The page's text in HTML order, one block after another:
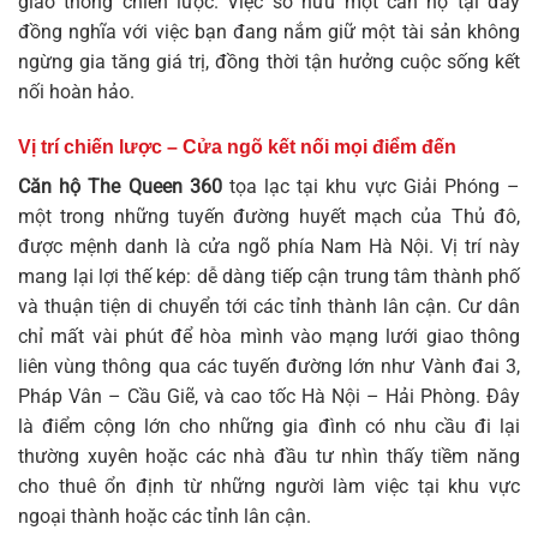
đồng nghĩa với việc bạn đang nắm giữ một tài sản không
ngừng gia tăng giá trị, đồng thời tận hưởng cuộc sống kết
nối hoàn hảo.
Vị trí chiến lược – Cửa ngõ kết nối mọi điểm đến
Căn hộ The Queen 360tọa lạc tại khu vực Giải Phóng –
một trong những tuyến đường huyết mạch của Thủ đô,
được mệnh danh là cửa ngõ phía Nam Hà Nội. Vị trí này
mang lại lợi thế kép: dễ dàng tiếp cận trung tâm thành phố
và thuận tiện di chuyển tới các tỉnh thành lân cận. Cư dân
chỉ mất vài phút để hòa mình vào mạng lưới giao thông
liên vùng thông qua các tuyến đường lớn như Vành đai 3,
Pháp Vân – Cầu Giẽ, và cao tốc Hà Nội – Hải Phòng. Đây
là điểm cộng lớn cho những gia đình có nhu cầu đi lại
thường xuyên hoặc các nhà đầu tư nhìn thấy tiềm năng
cho thuê ổn định từ những người làm việc tại khu vực
ngoại thành hoặc các tỉnh lân cận.